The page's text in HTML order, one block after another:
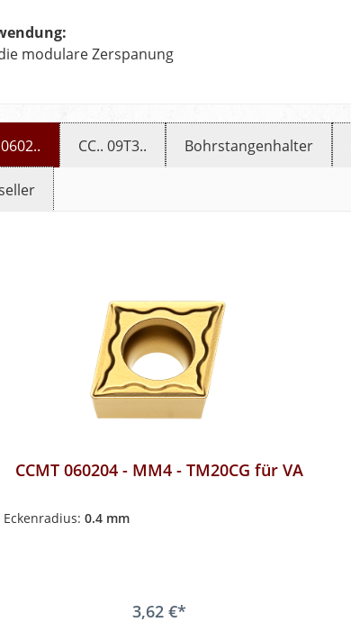
modulare Zerspanung
CC.. 09T3.. Bohrstangenhalter
CCMT 060204 - MM4 - TM20CG für VA
Eckenradius: 0.4 mm
3,62 €*